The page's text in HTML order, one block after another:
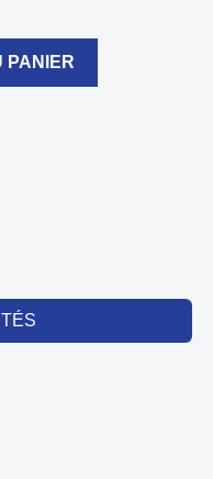
PANIER